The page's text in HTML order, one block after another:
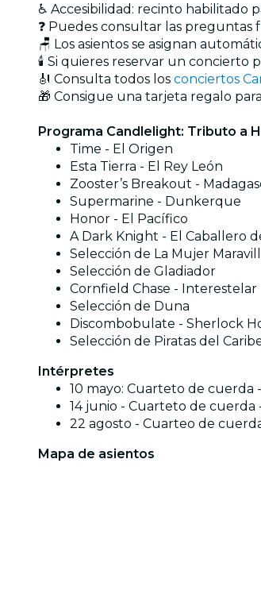
♿ Accesibilidad: recinto habilitado
❓ Puedes consultar las preguntas
🪑 Los asientos se asignan
🕯️ Si quieres reservar un concierto
🎻 Consulta todos los conciertos
🎁 Consigue una tarjeta regalo
Programa Candlelight: Tributo a
Time - El Origen
Esta Tierra - El Rey León
Zooster’s Breakout -
Supermarine - Dunkerque
Honor - El Pacífico
A Dark Knight - El Caballero
Selección de La Mujer
Selección de Gladiador
Cornfield Chase - Interestelar
Selección de Duna
Discombobulate - Sherlock
Selección de Piratas del
Intérpretes
10 mayo: Cuarteto de
14 junio - Cuarteto de
22 agosto - Cuarteo de
Mapa de asientos